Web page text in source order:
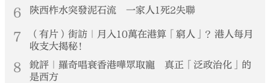
6 陝西柞水突發泥石流 一家人1死2失聯
7
（有片）街訪｜月入10萬在港算「窮人」？港人每月
收支大揭秘！
8
銳評｜羅奇唱衰香港嘩眾取寵 真正「泛政治化」的
是西方